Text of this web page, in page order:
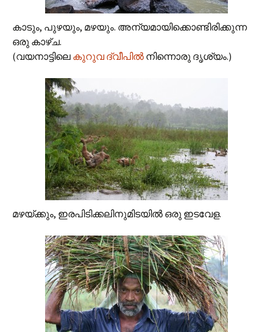
കാടും, പുഴയും, മഴയും. അന്യമായിക്കൊണ്ടിരിക്കുന്ന
ഒരു കാഴ്ച.
(വയനാട്ടിലെ കുറുവ ദ്വീപില്‍ ‍നിന്നൊരു ദൃശ്യം.)
മഴയ്ക്കും, ഇരപിടിക്കലിനുമിടയില്‍ ഒരു ഇടവേള.